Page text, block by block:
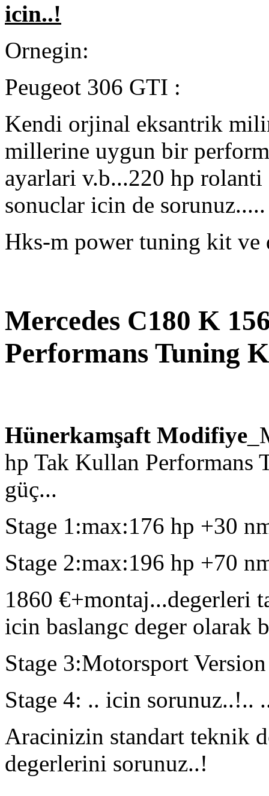
icin..!
Ornegin:
Peugeot 306 GTI :
Kendi orjinal eksantrik
millerine uygun bir
ayarlari v.b...220 hp
sonuclar icin de sorunuz.....
Hks-m power tuning kit
Mercedes C180 K
Performans Tuning
Hünerkamşaft Modifiye
hp Tak Kullan Performans
güç...
Stage 1:max:176 hp +30
Stage 2:max:196 hp +70
1860 €+montaj...degerleri
icin baslangc deger olarak
Stage 3:Motorsport
Stage 4: .. icin sorunuz..!..
Aracinizin standart teknik
degerlerini sorunuz..!